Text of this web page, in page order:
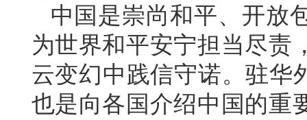
中国是崇尚和平、开放
为世界和平安宁担当尽责
云变幻中践信守诺。驻华
也是向各国介绍中国的重